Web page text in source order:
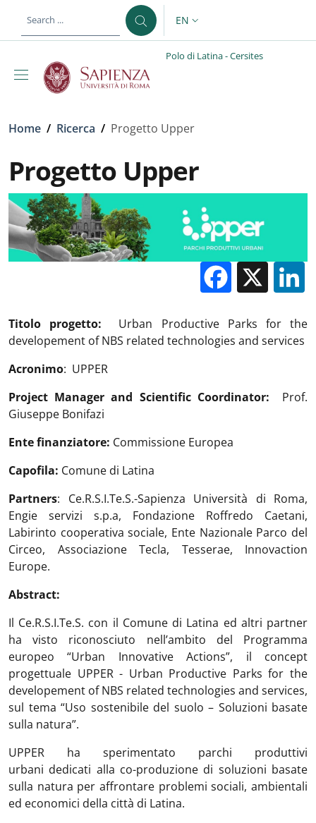
LANGUAGE SWITCHER:
EN
Polo di Latina - Cersites
Breadcrumb
Home / Ricerca / Progetto Upper
Progetto Upper
X
Titolo progetto: Urban Productive Parks for the
developement of NBS related technologies and services
Acronimo: UPPER
Project Manager and Scientific Coordinator: Prof.
Giuseppe Bonifazi
Ente finanziatore: Commissione Europea
Capofila: Comune di Latina
Partners:
Ce.R.S.I.Te.S.-Sapienza Università di Roma,
Engie servizi s.p.a, Fondazione Roffredo Caetani,
Labirinto cooperativa sociale, Ente Nazionale Parco del
Circeo, Associazione Tecla, Tesserae, Innovaction
Europe.
Abstract:
Il Ce.R.S.I.Te.S. con il Comune di Latina ed altri partner
ha visto riconosciuto nell’ambito del Programma
europeo “Urban Innovative Actions”, il concept
progettuale UPPER - Urban Productive Parks for the
developement of NBS related technologies and services,
sul tema “Uso sostenibile del suolo – Soluzioni basate
sulla natura”.
UPPER ha sperimentato parchi produttivi
urbani dedicati alla co-produzione di soluzioni basate
sulla natura per affrontare problemi sociali, ambientali
ed economici della città di Latina.